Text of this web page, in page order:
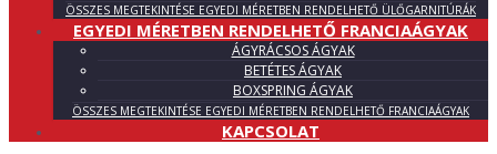
ÖSSZES MEGTEKINTÉSE EGYEDI MÉRETBEN RENDELHETŐ ÜLŐGARNITÚRÁK
EGYEDI MÉRETBEN RENDELHETŐ FRANCIAÁGYAK
ÁGYRÁCSOS ÁGYAK
BETÉTES ÁGYAK
BOXSPRING ÁGYAK
ÖSSZES MEGTEKINTÉSE EGYEDI MÉRETBEN RENDELHETŐ FRANCIAÁGYAK
KAPCSOLAT